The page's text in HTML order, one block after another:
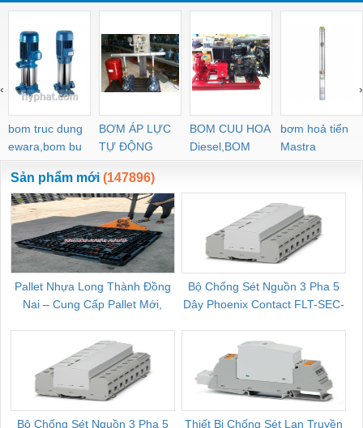
bom truc dung
ewara,bom bu
ewara
BƠM ÁP LỰC
TỰ ĐỘNG
BOM CUU HOA
Diesel,BOM
CHUA CHAY
bơm hoả tiển
Mastra
‹ ›
Sản phẩm mới (147896)
Pallet Nhựa Long Thành Đồng
Nai – Cung Cấp Pallet Mới,
Bộ Chống Sét Nguồn 3 Pha 5
Dây Phoenix Contact FLT-SEC-
Bộ Chống Sét Nguồn 3 Pha 5
Thiết Bị Chống Sét Lan Truyền